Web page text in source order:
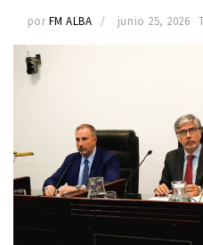
por FM ALBA junio 25, 2026